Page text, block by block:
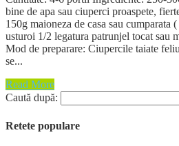
bine de apa sau ciuperci proaspete,
150g maioneza de casa sau
usturoi 1/2 legatura patrunjel tocat sau
Mod de preparare: Ciupercile taiate
se...
Read More
Caută după:
Retete populare